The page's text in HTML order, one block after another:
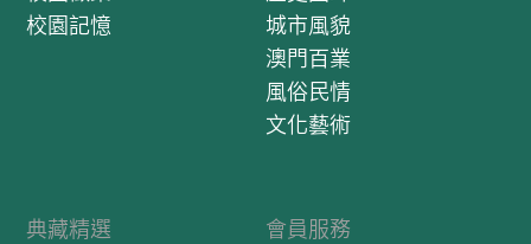
校園記憶
城市風貌
澳門百業
風俗民情
文化藝術
典藏精選
會員服務